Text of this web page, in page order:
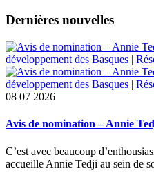
Dernières nouvelles
08 07 2026
Avis de nomination – Annie
C’est avec beaucoup
accueille Annie Tedji au sein de